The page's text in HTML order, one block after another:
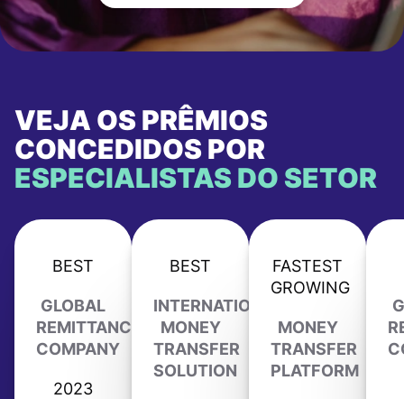
VEJA OS PRÊMIOS
CONCEDIDOS POR
ESPECIALISTAS DO SETOR
BEST
GLOBAL
REMITTANCE
COMPANY
2023
BEST
INTERNATIONAL
MONEY
TRANSFER
SOLUTION
FASTEST
GROWING
MONEY
TRANSFER
PLATFORM